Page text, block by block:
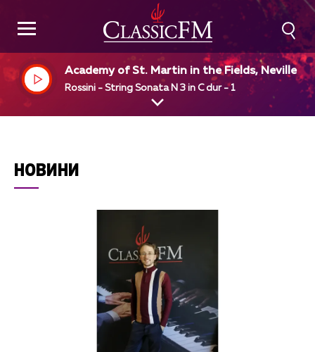
Academy of St. Martin in the Fields, Neville
riner, dir
Rossini - String Sonata N 3 in C dur - 1
НОВИНИ